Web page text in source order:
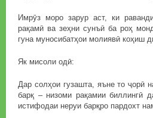
Имрӯз моро зарур аст, ки
рақамӣ ва зеҳни сунъӣ ба роҳ
гуна муносибатҳои молиявӣ коҳиш
Як мисоли одӣ:
Дар солҳои гузашта, яъне то ҷорӣ
барқ – низоми рақамии биллингӣ
истифодаи неруи барқро пардохт